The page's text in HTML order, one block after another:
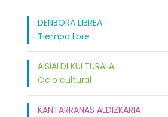
DENBORA LIBREA
Tiempo libre
AISIALDI KULTURALA
Ocio cultural
KANTARRANAS ALDIZKARIA